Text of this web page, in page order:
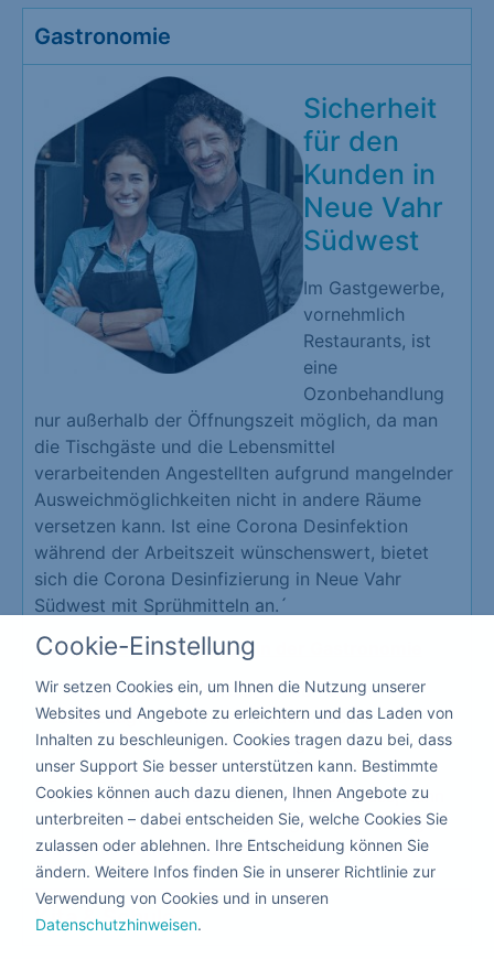
Gastronomie
Sicherheit
für den
Kunden in
Neue Vahr
Südwest
Im Gastgewerbe,
vornehmlich
Restaurants, ist
eine
Ozonbehandlung
nur außerhalb der Öffnungszeit möglich, da man
die Tischgäste und die Lebensmittel
verarbeitenden Angestellten aufgrund mangelnder
Ausweichmöglichkeiten nicht in andere Räume
versetzen kann. Ist eine Corona Desinfektion
während der Arbeitszeit wünschenswert, bietet
sich die Corona Desinfizierung in Neue Vahr
Südwest mit Sprühmitteln an.´
Vorteile der Desinfektion in der Gastronomie
Schutz Ihrer Mitarbeiter und Kunden
Erzeugt eine hohe Vertrauensbasis
Schützt vor der Schließung Ihrer
Gastronomie
Da hier niemand die Räume verlassen muss, kann
die Corona Desinfizierung mit giftfreien flüssigen
Produkten nebenbei durchgeführt werden.
Kita & Schule
Cookie-Einstellung
Wir setzen Cookies ein, um Ihnen die Nutzung unserer
Websites und Angebote zu erleichtern und das Laden von
Inhalten zu beschleunigen. Cookies tragen dazu bei, dass
unser Support Sie besser unterstützen kann. Bestimmte
Cookies können auch dazu dienen, Ihnen Angebote zu
unterbreiten – dabei entscheiden Sie, welche Cookies Sie
zulassen oder ablehnen. Ihre Entscheidung können Sie
ändern. Weitere Infos finden Sie in unserer Richtlinie zur
Verwendung von Cookies und in unseren
Datenschutzhinweisen.